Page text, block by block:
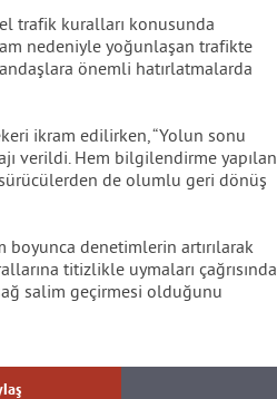
trafik kuralları konusunda
nedeniyle yoğunlaşan trafikte
önemli hatırlatmalarda
ikram edilirken, “Yolun sonu
verildi. Hem bilgilendirme yapılan
de olumlu geri dönüş
boyunca denetimlerin artırılarak
titizlikle uymaları çağrısında
salim geçirmesi olduğunu